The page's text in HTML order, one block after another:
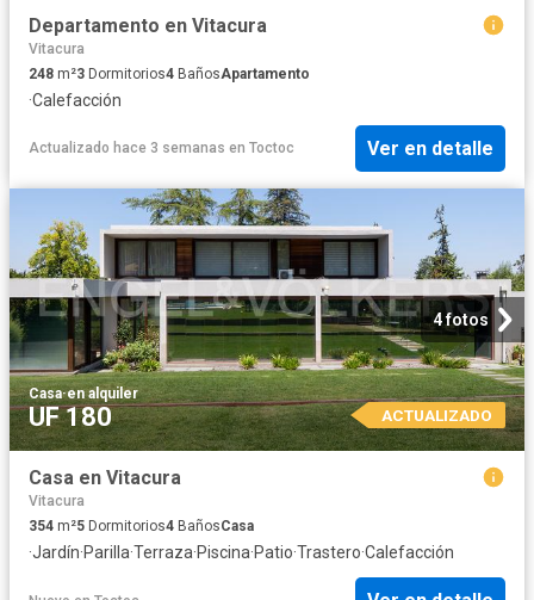
Departamento en Vitacura
Vitacura
248 m²3 Dormitorios4 BañosApartamento
·Calefacción
Actualizado hace 3 semanas en Toctoc Ver en detalle
4 fotos
Casa·en alquiler
UF 180 ACTUALIZADO
Casa en Vitacura
Vitacura
354 m²5 Dormitorios4 BañosCasa
·Jardín·Parilla·Terraza·Piscina·Patio·Trastero·Calefacción